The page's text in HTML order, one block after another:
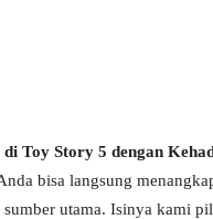
Toy Story 5 dengan
bisa langsung
sumber utama. Isinya kami